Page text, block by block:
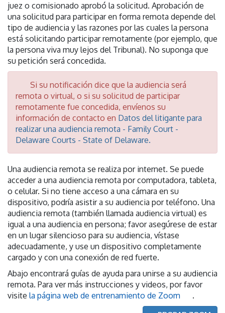
juez o comisionado aprobó la solicitud. Aprobación de
una solicitud para participar en forma remota depende del
tipo de audiencia y las razones por las cuales la persona
está solicitando participar remotamente (por ejemplo, que
la persona viva muy lejos del Tribunal). No suponga que
su petición será concedida.
Si su notificación dice que la audiencia será
remota o virtual, o si su solicitud de participar
remotamente fue concedida, envíenos su
información de contacto en Datos del litigante para
realizar una audiencia remota - Family Court -
Delaware Courts - State of Delaware.
Una audiencia remota se realiza por internet. Se puede
acceder a una audiencia remota por computadora, tableta,
o celular. Si no tiene acceso a una cámara en su
dispositivo, podría asistir a su audiencia por teléfono. Una
audiencia remota (también llamada audiencia virtual) es
igual a una audiencia en persona; favor asegúrese de estar
en un lugar silencioso para su audiencia, vístase
adecuadamente, y use un dispositivo completamente
cargado y con una conexión de red fuerte.
Abajo encontrará guías de ayuda para unirse a su audiencia
remota. Para ver más instrucciones y videos, por favor
visite la página web de entrenamiento de Zoom .